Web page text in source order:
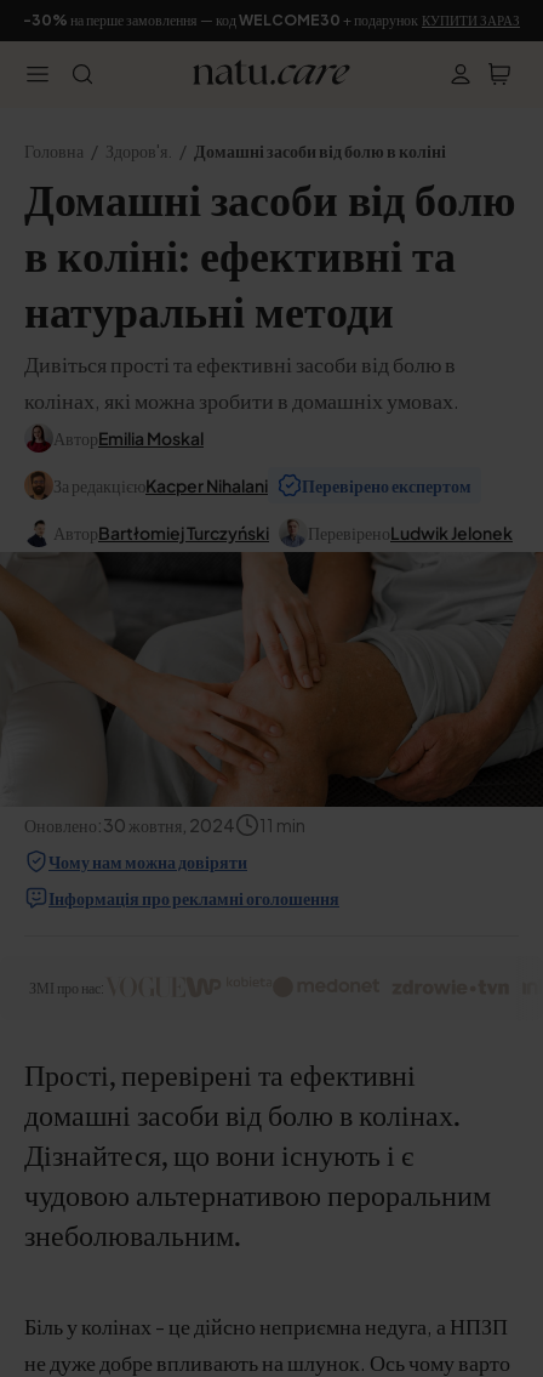
-30% на перше замовлення — код WELCOME30 + подарунок КУПИТИ ЗАРАЗ
Головна Здоров'я. Домашні засоби від болю в коліні
Домашні засоби від болю
в коліні: ефективні та
натуральні методи
Дивіться прості та ефективні засоби від болю в
колінах, які можна зробити в домашніх умовах.
АвторEmilia Moskal
За редакцієюKacper Nihalani Перевірено експертом
АвторBartłomiej Turczyński ПеревіреноLudwik Jelonek
Оновлено:30 жовтня, 2024 11 min
Чому нам можна довіряти
Інформація про рекламні оголошення
ЗМІ про нас:
Прості, перевірені та ефективні
домашні засоби від болю в колінах.
Дізнайтеся, що вони існують і є
чудовою альтернативою пероральним
знеболювальним.
Біль у колінах - це дійсно неприємна недуга, а НПЗП
не дуже добре впливають на шлунок. Ось чому варто